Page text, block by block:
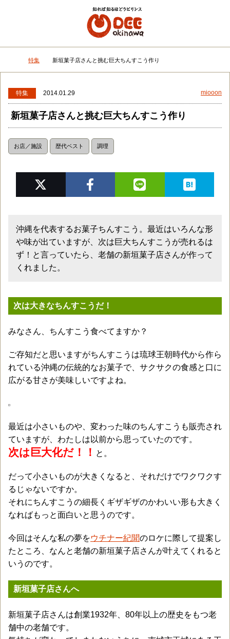
DEEokinawaトップ
特集 新垣菓子店さんと挑む巨大ちんすこう作り
特集 2014.01.29 miooon
新垣菓子店さんと挑む巨大ちんすこう作り
お店／施設 歴代ベスト 調理
沖縄を代表するお菓子ちんすこう。最近はいろんな形
や味が出ていますが、次は巨大ちんすこうが売れるは
ず！と言っていたら、老舗の新垣菓子店さんが作って
くれました。
次は大きなちんすこうだ！
みなさん、ちんすこう食べてますか？
ご存知だと思いますがちんすこうは琉球王朝時代から作ら
れている沖縄の伝統的なお菓子で、サクサクの食感と口に
広がる甘さが美味しいですよね。
最近は小さいものや、変わった味のちんすこうも販売され
ていますが、わたしは以前から思っていたのです。
次は巨大化だ！！ と。
だって小さいものが大きくなると、それだけでワクワクす
るじゃないですか。
それにちんすこうの細長くギザギザのかわいい形も大きく
なればもっと面白いと思うのです。
今回はそんな私の夢をウチナー紀聞のロケに際して提案し
たところ、なんと老舗の新垣菓子店さんが叶えてくれると
いうのです。
新垣菓子店さんへ
新垣菓子店さんは創業1932年、80年以上の歴史をもつ老
舗中の老舗です。